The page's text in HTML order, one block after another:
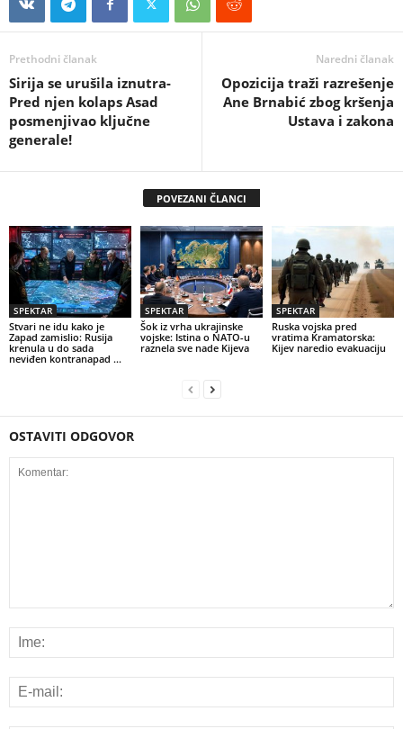
Prethodni članak
Sirija se urušila iznutra-
Pred njen kolaps Asad
posmenjivao ključne
generale!
Naredni članak
Opozicija traži razrešenje
Ane Brnabić zbog kršenja
Ustava i zakona
POVEZANI ČLANCI
SPEKTAR
Stvari ne idu kako je
Zapad zamislio: Rusija
krenula u do sada
neviđen kontranapad …
SPEKTAR
Šok iz vrha ukrajinske
vojske: Istina o NATO-u
raznela sve nade Kijeva
SPEKTAR
Ruska vojska pred
vratima Kramatorska:
Kijev naredio evakuaciju
OSTAVITI ODGOVOR